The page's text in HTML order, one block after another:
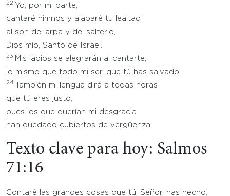
22 Yo, por mi parte,
cantaré himnos y alabaré tu lealtad
al son del arpa y del salterio,
Dios mío, Santo de Israel.
23 Mis labios se alegrarán al cantarte,
lo mismo que todo mi ser, que tú has salvado.
24
También mi lengua dirá a todas horas
que tú eres justo,
pues los que querían mi desgracia
han quedado cubiertos de vergüenza.
Texto clave para hoy: Salmos
71:16
Contaré las grandes cosas que tú, Señor, has hecho;